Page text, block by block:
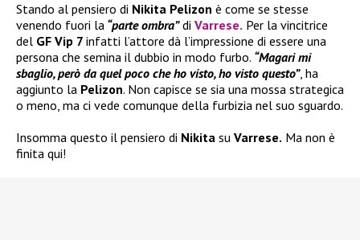
Stando al pensiero di Nikita Pelizon è come se stesse
venendo fuori la “parte ombra”di Varrese. Per la vincitrice
del GF Vip 7 infatti l’attore dà l’impressione di essere una
persona che semina il dubbio in modo furbo. “Magari mi
sbaglio, però da quel poco che ho visto, ho visto questo”, ha
aggiunto la Pelizon. Non capisce se sia una mossa strategica
o meno, ma ci vede comunque della furbizia nel suo sguardo.
Insomma questo il pensiero di Nikita su Varrese. Ma non è
finita qui!